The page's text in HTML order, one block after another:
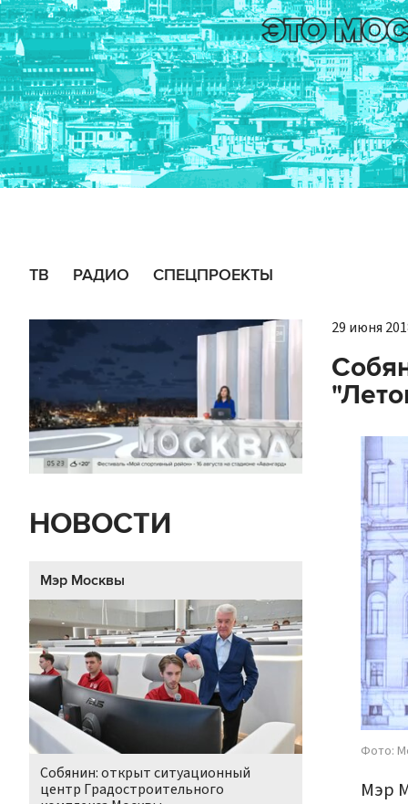
ТВ РАДИО СПЕЦПРОЕКТЫ
НОВОСТИ
Мэр Москвы
Собянин: открыт ситуационный
центр Градостроительного
29 июня
Фото:
Мэр